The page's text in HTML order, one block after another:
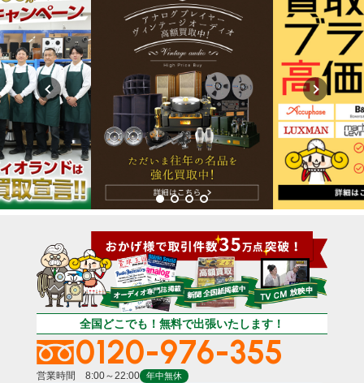
全国どこでも！無料で出張いたします！
0120-976-355
営業時間 8:00～22:00 年中無休